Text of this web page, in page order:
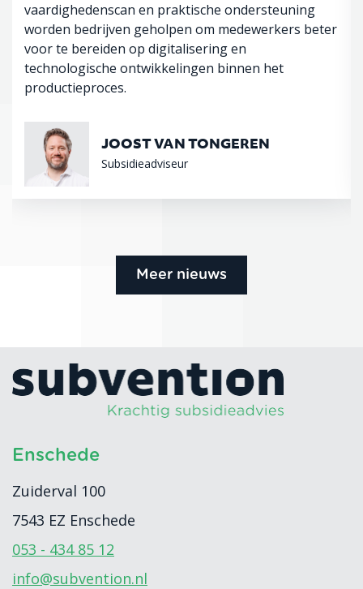
vaardighedenscan en praktische ondersteuning
worden bedrijven geholpen om medewerkers beter
voor te bereiden op digitalisering en
technologische ontwikkelingen binnen het
productieproces.
JOOST VAN TONGEREN
Subsidieadviseur
Meer nieuws
Enschede
Zuiderval 100
7543 EZ Enschede
053 - 434 85 12
info@subvention.nl